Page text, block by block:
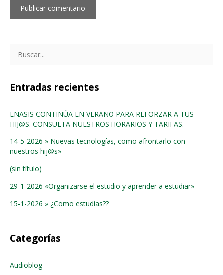
Entradas recientes
ENASIS CONTINÚA EN VERANO PARA REFORZAR A TUS
HIJ@S. CONSULTA NUESTROS HORARIOS Y TARIFAS.
14-5-2026 » Nuevas tecnologías, como afrontarlo con
nuestros hij@s»
(sin título)
29-1-2026 «Organizarse el estudio y aprender a estudiar»
15-1-2026 » ¿Como estudias??
Categorías
Audioblog